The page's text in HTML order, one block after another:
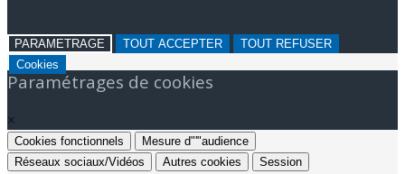
PARAMETRAGE TOUT ACCEPTER
TOUT REFUSER
Cookies
Paramétrages de cookies
×
Cookies fonctionnels
Mesure d"'"audience
Réseaux sociaux/Vidéos
Autres cookies Session